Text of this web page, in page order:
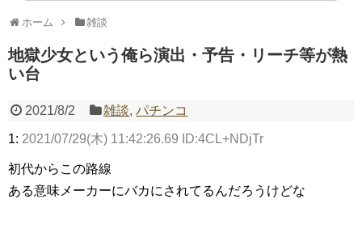
いヤバいか教えて？...
ホーム 雑談
地獄少女という俺ら演出・予告・リーチ等が熱
い台
2021/8/2 雑談,パチンコ
1: 2021/07/29(木) 11:42:26.69 ID:4CL+NDjTr
初代からこの路線
ある意味メーカーにバカにされてるんだろうけどな